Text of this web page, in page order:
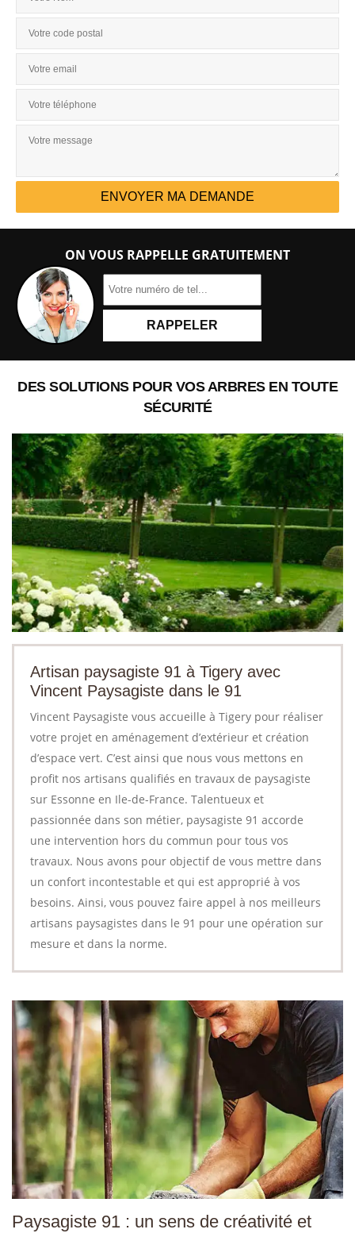
ON VOUS RAPPELLE GRATUITEMENT
DES SOLUTIONS POUR VOS ARBRES EN TOUTE
SÉCURITÉ
Artisan paysagiste 91 à Tigery avec
Vincent Paysagiste dans le 91
Vincent Paysagiste vous accueille à Tigery pour réaliser
votre projet en aménagement d’extérieur et création
d’espace vert. C’est ainsi que nous vous mettons en
profit nos artisans qualifiés en travaux de paysagiste
sur Essonne en Ile-de-France. Talentueux et
passionnée dans son métier, paysagiste 91 accorde
une intervention hors du commun pour tous vos
travaux. Nous avons pour objectif de vous mettre dans
un confort incontestable et qui est approprié à vos
besoins. Ainsi, vous pouvez faire appel à nos meilleurs
artisans paysagistes dans le 91 pour une opération sur
mesure et dans la norme.
Paysagiste 91 : un sens de créativité et